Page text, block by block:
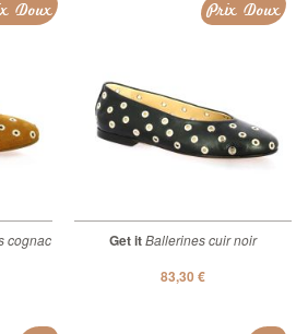
cognac
Doux
Get itBallerines cuir noir
83,30 €
Prix Doux